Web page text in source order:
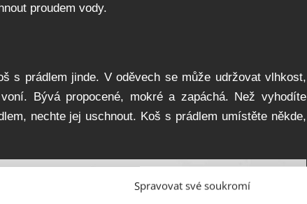
Spravovat své soukromí
proudem vody.
s prádlem jinde. V oděvech se může udržovat vlhkost,
Bývá propocené, mokré a zapáchá. Než vyhodíte
nechte jej uschnout. Koš s prádlem umístěte někde,